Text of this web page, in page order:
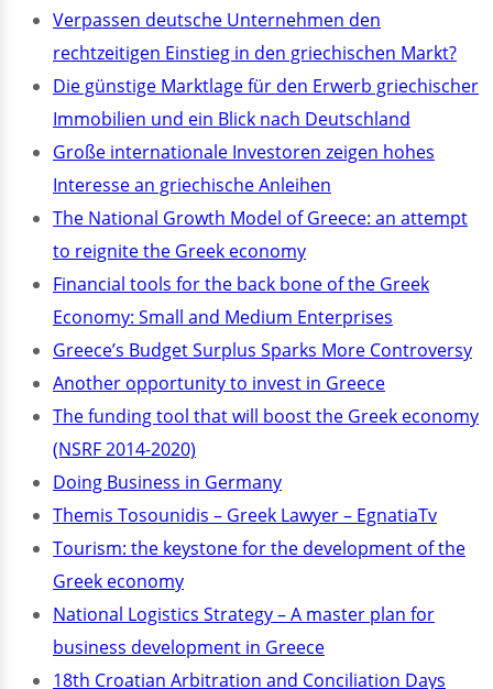
Verpassen deutsche Unternehmen den
rechtzeitigen Einstieg in den griechischen Markt?
Die günstige Marktlage für den Erwerb griechischer
Immobilien und ein Blick nach Deutschland
Große internationale Investoren zeigen hohes
Interesse an griechische Anleihen
The National Growth Model of Greece: an attempt
to reignite the Greek economy
Financial tools for the back bone of the Greek
Economy: Small and Medium Enterprises
Greece’s Budget Surplus Sparks More Controversy
Another opportunity to invest in Greece
The funding tool that will boost the Greek economy
(NSRF 2014-2020)
Doing Business in Germany
Themis Tosounidis – Greek Lawyer – EgnatiaTv
Tourism: the keystone for the development of the
Greek economy
National Logistics Strategy – A master plan for
business development in Greece
18th Croatian Arbitration and Conciliation Days